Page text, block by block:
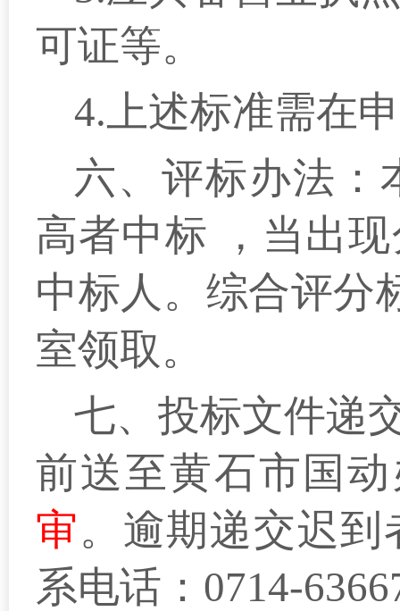
可证等。
4.上述标准需在
六、评标办法：
高者中标 ，当出
中标人。综合评分
室领取。
七、投标文件递
前送至黄石市 国动
审。逾期递交迟
系电话：0714-